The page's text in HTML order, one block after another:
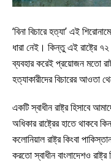
‘বিনা বিচারে হত্যা’ এই
ধারা নেই। কিন্তু এই রাষ্ট্রে
ব্যবহার করেই প্রয়োজন মতো
হত্যাকারীদের বিচারের আওতা
একটি স্বাধীন রাষ্ট্র হিসাবে
অধিকার রাষ্ট্রের হাতে থাকবে
কলোনিয়াল রাষ্ট্র কিংবা
করতো স্বাধীন বাংলাদেশও